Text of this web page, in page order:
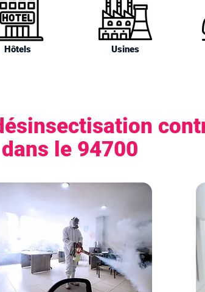
Hôtels Usines
dans le 94700